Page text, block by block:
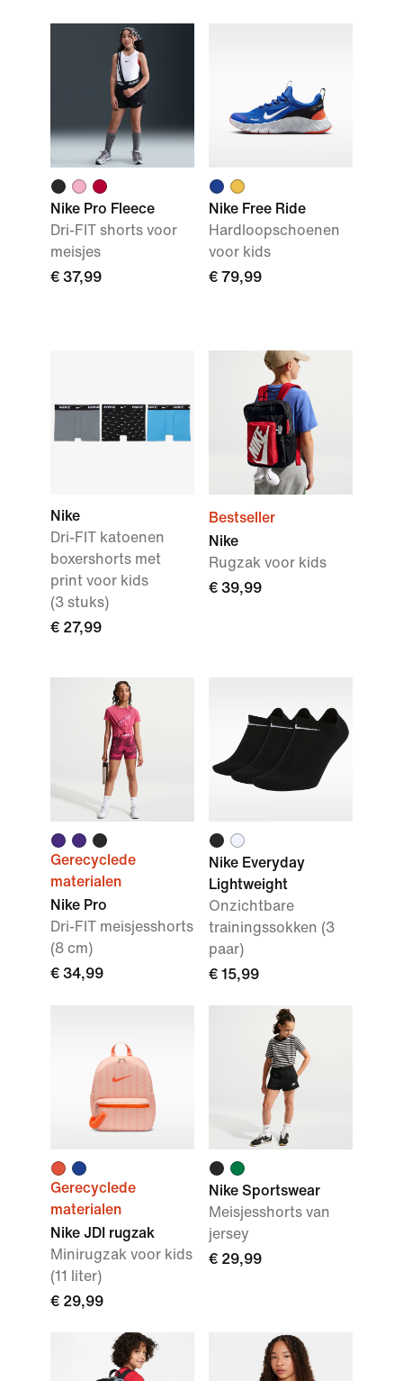
Nike Pro Fleece
Dri-FIT shorts voor
meisjes
€ 37,99
Nike Free Ride
Hardloopschoenen
voor kids
€ 79,99
Nike
Dri-FIT katoenen
boxershorts met
print voor kids
(3 stuks)
€ 27,99
Bestseller
Nike
Rugzak voor kids
€ 39,99
Gerecyclede
materialen
Nike Pro
Dri-FIT meisjesshorts
(8 cm)
€ 34,99
Nike Everyday
Lightweight
Onzichtbare
trainingssokken (3
paar)
€ 15,99
Gerecyclede
materialen
Nike JDI rugzak
Minirugzak voor kids
(11 liter)
€ 29,99
Nike Sportswear
Meisjesshorts van
jersey
€ 29,99